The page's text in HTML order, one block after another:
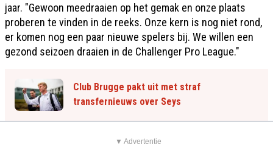
jaar. "Gewoon meedraaien op het gemak en onze plaats
proberen te vinden in de reeks. Onze kern is nog niet rond,
er komen nog een paar nieuwe spelers bij. We willen een
gezond seizoen draaien in de Challenger Pro League."
Club Brugge pakt uit met straf
transfernieuws over Seys
▼ Advertentie